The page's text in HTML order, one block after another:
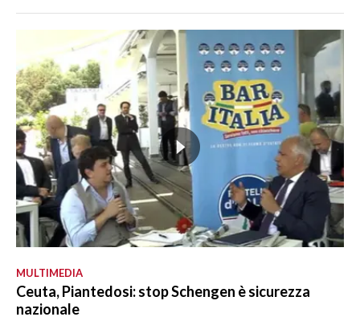
MULTIMEDIA
Ceuta, Piantedosi: stop Schengen è sicurezza
nazionale